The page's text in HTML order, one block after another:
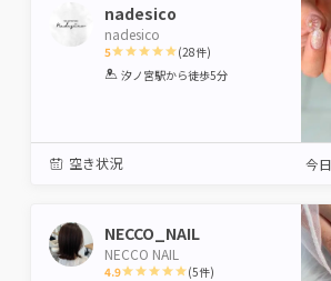
nadesico
nadesico
5
1 2 3 4 5
(28件)
汐ノ宮駅から徒歩5分
空き状況 今日
NECCO_NAIL
NECCO NAIL
4.9 (5件)